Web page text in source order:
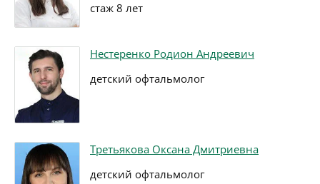
стаж 8 лет
Нестеренко Родион Андреевич
детский офтальмолог
Третьякова Оксана Дмитриевна
детский офтальмолог